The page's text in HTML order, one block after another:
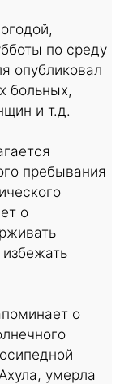
по среду
опубликовал
больных,
и т.д.
пребывания
о
о
умерла